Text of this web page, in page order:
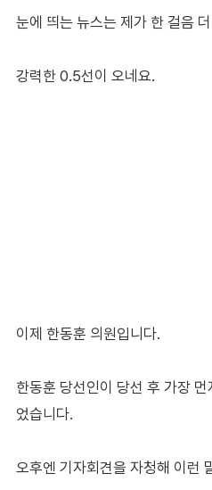
눈에 띄는 뉴스는 제가 한 걸음
강력한 0.5선이 오네요.
이제 한동훈 의원입니다.
한동훈 당선인이 당선 후 가장
었습니다.
오후엔 기자회견을 자청해 이런